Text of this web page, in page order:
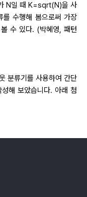
N일 때 K=sqrt(N)을 사
를 수행해 봄으로써 가장
수 있다. (박혜영, 패턴
분류기를 사용하여 간단
해 보았습니다. 아래 첨